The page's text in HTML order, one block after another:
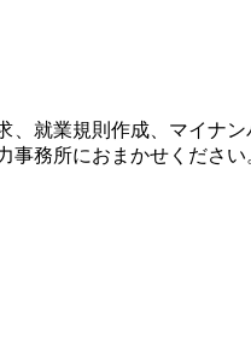
就業規則作成、マイナ
務所におまかせください